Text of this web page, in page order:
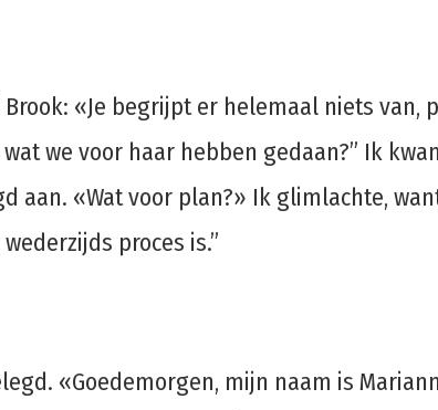
«Je begrijpt er helemaal niets van,
we voor haar hebben gedaan?” Ik
aan. «Wat voor plan?» Ik glimlachte,
proces is.”
«Goedemorgen, mijn naam is